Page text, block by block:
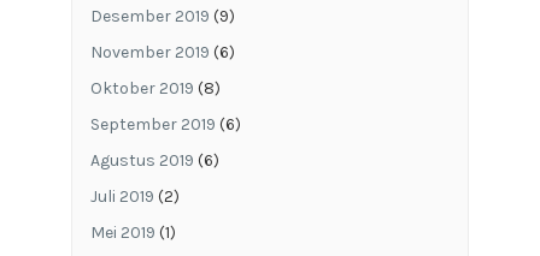
Desember 2019 (9)
November 2019 (6)
Oktober 2019 (8)
September 2019 (6)
Agustus 2019 (6)
Juli 2019 (2)
Mei 2019 (1)